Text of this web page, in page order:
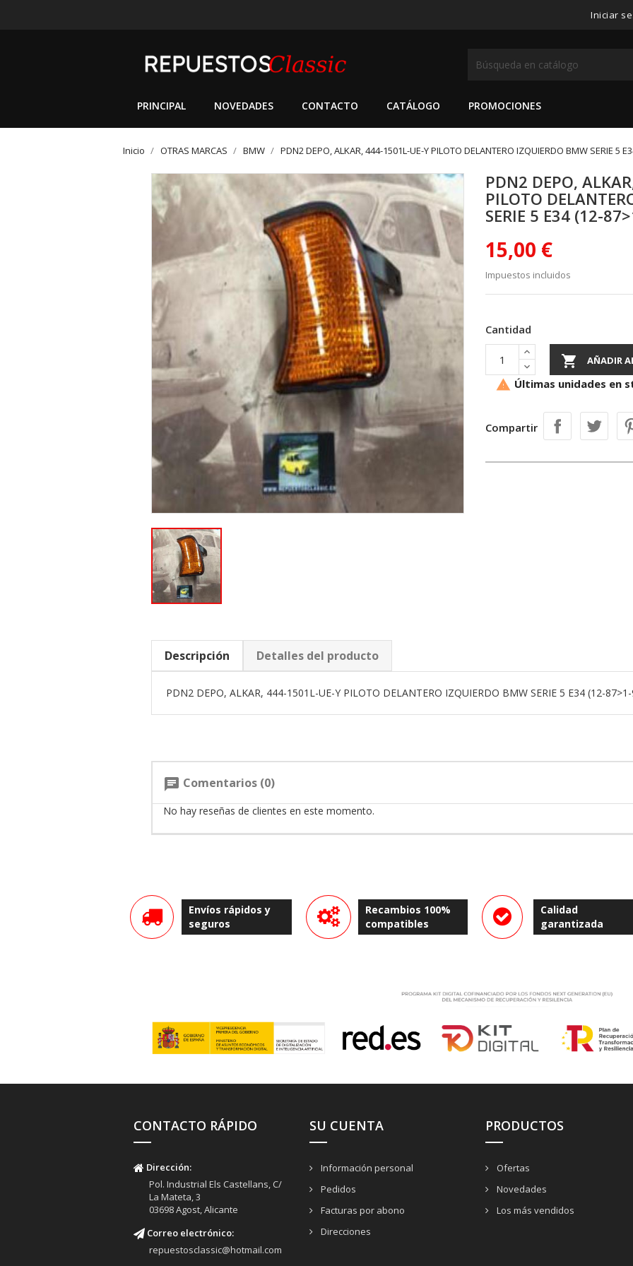
Iniciar
PRINCIPAL NOVEDADES CONTACTO CATÁLOGO PROMOCIONES
Inicio OTRAS MARCAS BMW PDN2 DEPO, ALKAR, 444-1501L-UE-Y PILOTO DELANTERO IZQUIERDO BMW SERIE 5
PDN2 DEPO,
PILOTO
SERIE 5 E34 (12-
15,00 €
Impuestos incluidos
Cantidad
 AÑADIR
 Últimas unidades en
Compartir
Descripción Detalles del producto
PDN2 DEPO, ALKAR, 444-1501L-UE-Y PILOTO DELANTERO IZQUIERDO BMW SERIE 5 E34 (12-
chat Comentarios (0)
No hay reseñas de clientes en este momento.
Envíos rápidos y
seguros
Recambios 100%
compatibles
Calidad
garantizada
CONTACTO RÁPIDO
Dirección:
Pol. Industrial Els Castellans, C/
La Mateta, 3
03698 Agost, Alicante
Correo electrónico:
repuestosclassic@hotmail.com
SU CUENTA
Información personal
Pedidos
Facturas por abono
Direcciones
PRODUCTOS
Ofertas
Novedades
Los más vendidos